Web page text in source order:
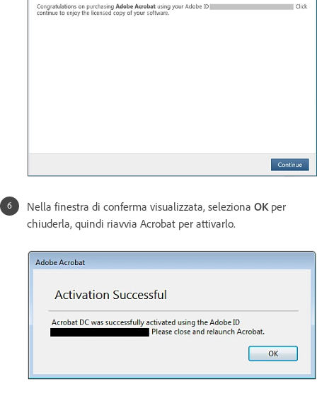
Nella finestra di conferma visualizzata, seleziona OKper
chiuderla, quindi riavvia Acrobat per attivarlo.